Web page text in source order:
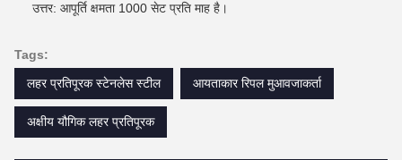
उत्तर: आपूर्ति क्षमता 1000 सेट प्रति माह है।
Tags:
लहर प्रतिपूरक स्टेनलेस स्टील
आयताकार रिपल मुआवजाकर्ता
अक्षीय यौगिक लहर प्रतिपूरक